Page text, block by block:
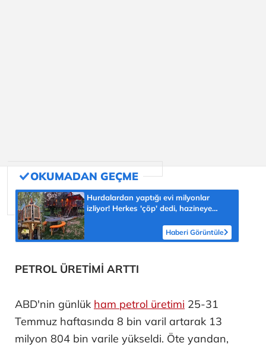
Hurdalardan yaptığı evi milyonlar
izliyor! Herkes 'çöp' dedi, hazineye
Haberi Görüntüle
PETROL ÜRETİMİ ARTTI
ABD'nin günlük ham petrol üretimi 25-31
Temmuz haftasında 8 bin varil artarak 13
milyon 804 bin varile yükseldi. Öte yandan,